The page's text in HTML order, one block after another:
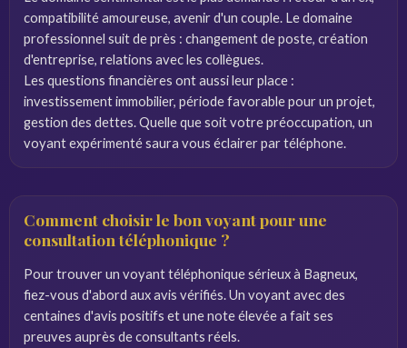
compatibilité amoureuse, avenir d'un couple. Le domaine
professionnel suit de près : changement de poste, création
d'entreprise, relations avec les collègues.
Les questions financières ont aussi leur place :
investissement immobilier, période favorable pour un projet,
gestion des dettes. Quelle que soit votre préoccupation, un
voyant expérimenté saura vous éclairer par téléphone.
Comment choisir le bon voyant pour une
consultation téléphonique ?
Pour trouver un voyant téléphonique sérieux à Bagneux,
fiez-vous d'abord aux avis vérifiés. Un voyant avec des
centaines d'avis positifs et une note élevée a fait ses
preuves auprès de consultants réels.